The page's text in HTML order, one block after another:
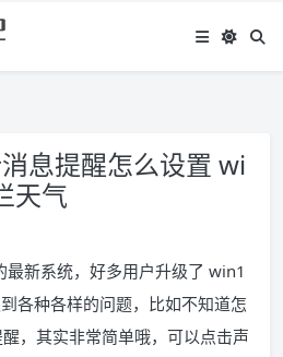
息提醒怎么设置 wi
天气
新系统，好多用户升级了 win1
各种各样的问题，比如不知道怎
，其实非常简单哦，可以点击声